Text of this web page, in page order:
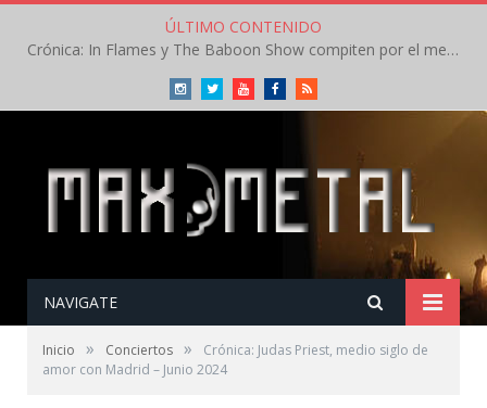
ÚLTIMO CONTENIDO
Crónica: Arch Enemy brilla en la segunda jornada del Leyendas del Rock – Jueves – Agosto 2026
InstagramTwitterYoutubeFacebookRSS
NAVIGATE
Inicio » Conciertos »
Crónica: Judas Priest, medio siglo de
amor con Madrid – Junio 2024